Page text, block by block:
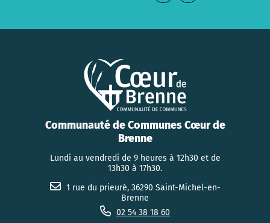
Communauté de Communes Cœur de
Brenne
Lundi au vendredi de 9 heures à 12h30 et de
13h30 à 17h30.
1 rue du prieuré, 36290 Saint-Michel-en-
Brenne
02 54 38 18 60